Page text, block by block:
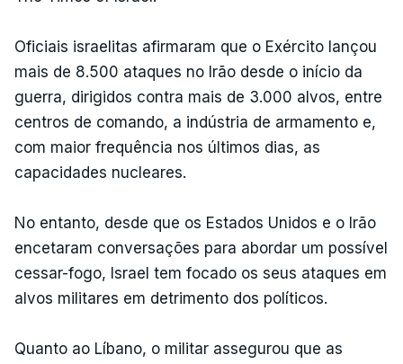
Oficiais israelitas afirmaram que o Exército lançou
mais de 8.500 ataques no Irão desde o início da
guerra, dirigidos contra mais de 3.000 alvos, entre
centros de comando, a indústria de armamento e,
com maior frequência nos últimos dias, as
capacidades nucleares.
No entanto, desde que os Estados Unidos e o Irão
encetaram conversações para abordar um possível
cessar-fogo, Israel tem focado os seus ataques em
alvos militares em detrimento dos políticos.
Quanto ao Líbano, o militar assegurou que as